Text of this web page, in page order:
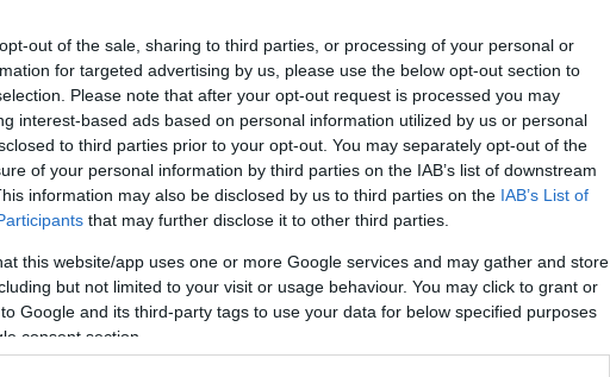
out of the sale, sharing to third parties, or processing of your personal or
for targeted advertising by us, please use the below opt-out section to
Please note that after your opt-out request is processed you may
interest-based ads based on personal information utilized by us or personal
to third parties prior to your opt-out. You may separately opt-out of the
of your personal information by third parties on the IAB’s list of downstream
information may also be disclosed by us to third parties on the IAB’s List of
that may further disclose it to other third parties.
this website/app uses one or more Google services and may gather and store
but not limited to your visit or usage behaviour. You may click to grant or
Google and its third-party tags to use your data for below specified purposes
consent section.